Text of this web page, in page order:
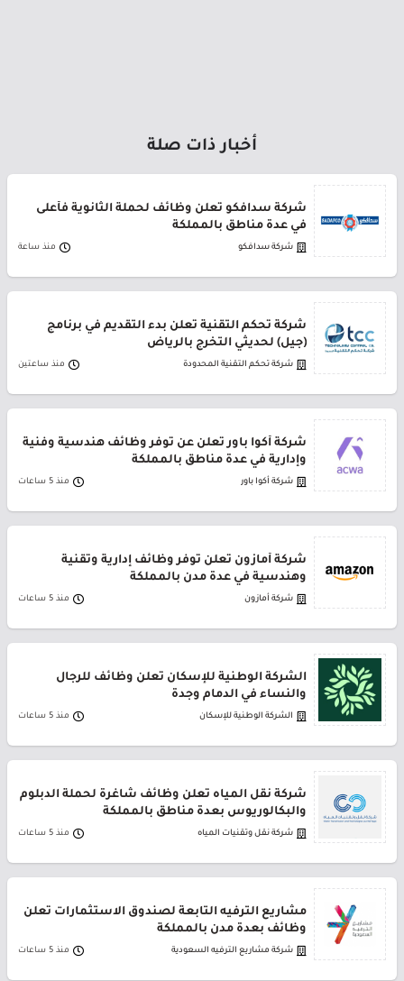
أخبار ذات صلة
شركة سدافكو تعلن وظائف لحملة الثانوية فأعلى
في عدة مناطق بالمملكة
شركة سدافكو منذ ساعة
شركة تحكم التقنية تعلن بدء التقديم في برنامج
(جيل) لحديثي التخرج بالرياض
شركة تحكم التقنية المحدودة منذ ساعتين
شركة أكوا باور تعلن عن توفر وظائف هندسية وفنية
وإدارية في عدة مناطق بالمملكة
شركة أكوا باور منذ 5 ساعات
شركة أمازون تعلن توفر وظائف إدارية وتقنية
وهندسية في عدة مدن بالمملكة
شركة أمازون منذ 5 ساعات
الشركة الوطنية للإسكان تعلن وظائف للرجال
والنساء في الدمام وجدة
الشركة الوطنية للإسكان منذ 5 ساعات
شركة نقل المياه تعلن وظائف شاغرة لحملة الدبلوم
والبكالوريوس بعدة مناطق بالمملكة
شركة نقل وتقنيات المياه منذ 5 ساعات
مشاريع الترفيه التابعة لصندوق الاستثمارات تعلن
وظائف بعدة مدن بالمملكة
شركة مشاريع الترفيه السعودية منذ 5 ساعات